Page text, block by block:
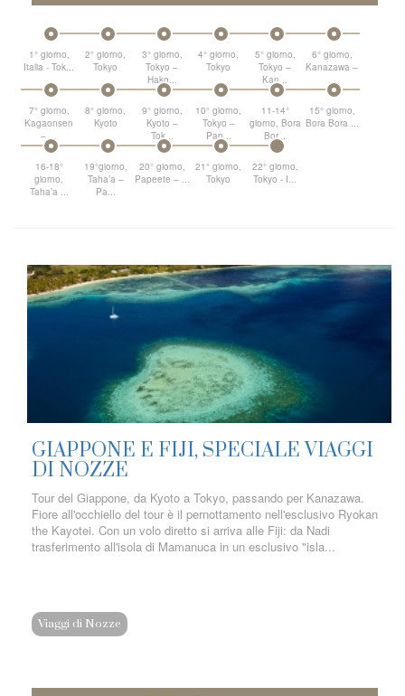
1° giorno,
Italia - Tok...
2° giorno,
Tokyo
3° giorno,
Tokyo –
Hako...
4° giorno,
Tokyo
5° giorno,
Tokyo –
Kan...
6° giorno,
Kanazawa –
...
7° giorno,
Kagaonsen
– ...
8° giorno,
Kyoto
9° giorno,
Kyoto –
Tok...
10° giorno,
Tokyo –
Pap...
11-14°
giorno, Bora
Bor...
15° giorno,
Bora Bora ...
16-18°
giorno,
Taha’a ...
19°giorno,
Taha’a –
Pa...
20° giorno,
Papeete – ...
21° giorno,
Tokyo
22° giorno,
Tokyo - I...
GIAPPONE E FIJI, SPECIALE VIAGGI
DI NOZZE
Tour del Giappone, da Kyoto a Tokyo, passando per Kanazawa.
Fiore all'occhiello del tour è il pernottamento nell'esclusivo Ryokan
the Kayotei. Con un volo diretto si arriva alle Fiji: da Nadi
trasferimento all'isola di Mamanuca in un esclusivo "isla...
Viaggi di Nozze